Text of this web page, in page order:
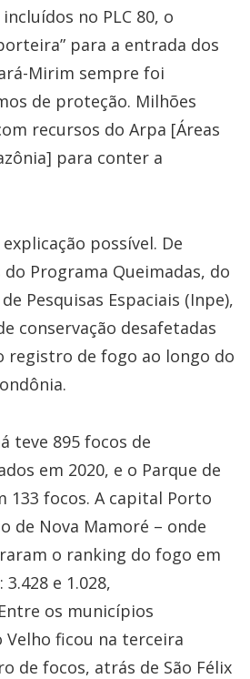
no PLC 80, o
para a entrada dos
Mirim sempre foi
de proteção. Milhões
recursos do Arpa [Áreas
para conter a
possível. De
Programa Queimadas, do
Pesquisas Espaciais (Inpe),
conservação desafetadas
registro de fogo ao longo do
teve 895 focos de
em 2020, e o Parque de
133 focos. A capital Porto
de Nova Mamoré – onde
o ranking do fogo em
e 1.028,
os municípios
Velho ficou na terceira
de focos, atrás de São Félix